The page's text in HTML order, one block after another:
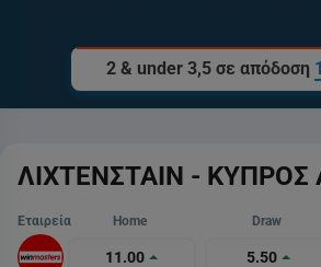
2 & under 3,5 σε απόδοση
ΛΙΧΤΕΝΣΤΑΙΝ - ΚΥΠΡΟΣ
Εταιρεία Home Draw
11.00 5.50